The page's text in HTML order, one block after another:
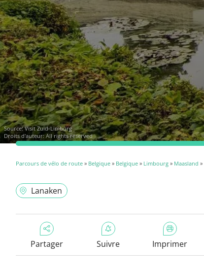
Source:Visit Zuid-Limburg
Droits d'auteur: All rights reserved
Parcours de vélo de route » Belgique » Belgique » Limbourg » Maasland »
Lanaken
Partager Suivre Imprimer